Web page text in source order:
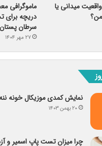
میدانی یا
ماموگرافی
دریچه
سرطان پستان
۲۷ مهر ۱۴۰۴
نمایش کمدی موزیکال خونه
۲۰ بهمن ۱۴۰۳